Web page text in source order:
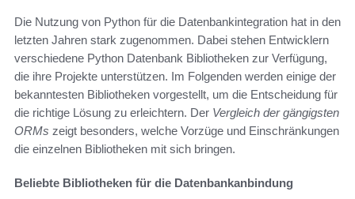
Die Nutzung von Python für die Datenbankintegration hat in den
letzten Jahren stark zugenommen. Dabei stehen Entwicklern
verschiedene Python Datenbank Bibliotheken zur Verfügung,
die ihre Projekte unterstützen. Im Folgenden werden einige der
bekanntesten Bibliotheken vorgestellt, um die Entscheidung für
die richtige Lösung zu erleichtern. Der Vergleich der gängigsten
ORMs zeigt besonders, welche Vorzüge und Einschränkungen
die einzelnen Bibliotheken mit sich bringen.
Beliebte Bibliotheken für die Datenbankanbindung